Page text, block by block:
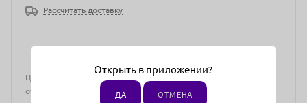
Рассчитать доставку
Цена действительна только для интернет-магазина и может
отличаться от цен в розничных магазинах
Открыть в приложении?
ДА ОТМЕНА